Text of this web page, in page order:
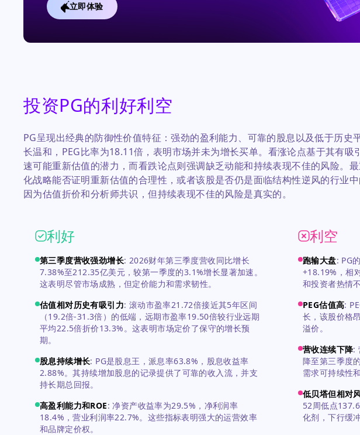
立即体验
投资PG的利好利空
PG呈现出经典的防御性价值特征：强劲的盈利能力、可靠的股息以及低于历史
长温和，PEG比率为18.11倍，表明市场并未为增长买单。看涨论点基于其有
速可能重新估值的潜力，而看跌论点则强调缺乏动能和持续表现不佳的风险。
化战略能否证明重新估值的合理性，或者该股是否仍是面临结构性逆风的行业
因为估值折价和分析师共识，但持续表现不佳的风险是真实的。
利好
第三季度营收强劲增长: 2026财年第三季度营收同比增长
7.38%至212.35亿美元，较第一季度的3.1%增长显著加速。
这表明尽管市场成熟，但定价能力和需求韧性。
估值相对历史有吸引力: 滚动市盈率21.72倍接近其5年区间
（19.2倍-31.3倍）的低端，远期市盈率19.50倍较行业远期
平均22.5倍折价13.3%。这表明市场定价了保守的增长预
期。
股息持续增长: PG是股息王，派息率63.8%，股息收益率
2.88%。其持续增加股息的记录提供了可靠的收入流，并支
持长期总回报。
高盈利能力和ROE:净资产收益率为29.5%，净利润率
18.4%，营业利润率22.7%。这些指标表明强大的运营效率
和品牌定价权。
利空
跑输大盘: PG
+18.19%，相
和投资者热情不
PEG估值高:
长，该股价格
溢价。
营收连续下降:
降至第三季度
需求可持续性
低贝塔但相对
52周低点
化剂，下行缓